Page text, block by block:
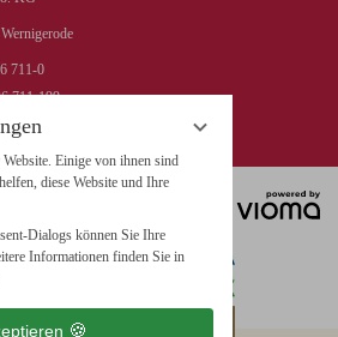
Einige von ihnen sind
diese Website und Ihre
Dialogs können Sie Ihre
Informationen finden Sie in
711-0
711-199